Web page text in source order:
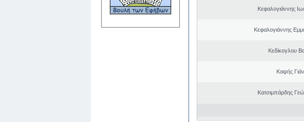
Κεφαλογιάννης
Κεφαλογιάννης
Κεδίκογλου
Καψής
Κατσιμπάρδης